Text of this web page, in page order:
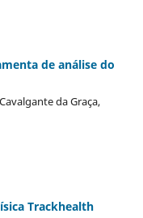
de análise do
da Graça,
Trackhealth